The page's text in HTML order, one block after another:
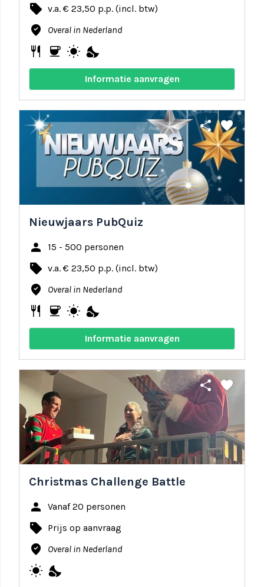
local_offer v.a. € 23,50 p.p. (incl. btw)
where_to_vote Overal in Nederland
restaurant coffee wb_sunny nights_stay
Informatie aanvragen
share favorite
Nieuwjaars PubQuiz
person 15 - 500 personen
local_offer v.a. € 23,50 p.p. (incl. btw)
where_to_vote Overal in Nederland
restaurant coffee wb_sunny nights_stay
Informatie aanvragen
share favorite
Christmas Challenge Battle
person Vanaf 20 personen
local_offer Prijs op aanvraag
where_to_vote Overal in Nederland
wb_sunny nights_stay